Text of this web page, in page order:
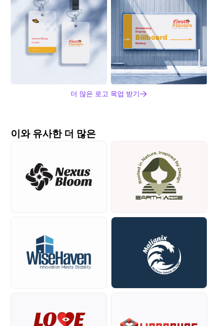
Alaskanoil.com
Sansan Zhang
Position
Advertising
Display
Billboard
Mockup
더 많은 로고 목업 받기
이와 유사한 더 많은